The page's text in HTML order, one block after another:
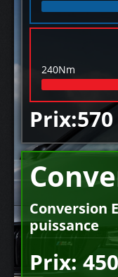
240Nm
Prix:570
Conversion
puissance
Prix: